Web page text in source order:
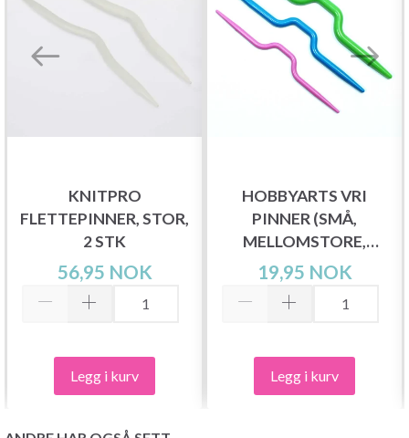
KNITPRO
FLETTEPINNER, STOR,
2 STK
56,95 NOK
Legg i kurv
HOBBYARTS VRI
PINNER (SMÅ,
MELLOMSTORE,
STORE)
19,95 NOK
Legg i kurv